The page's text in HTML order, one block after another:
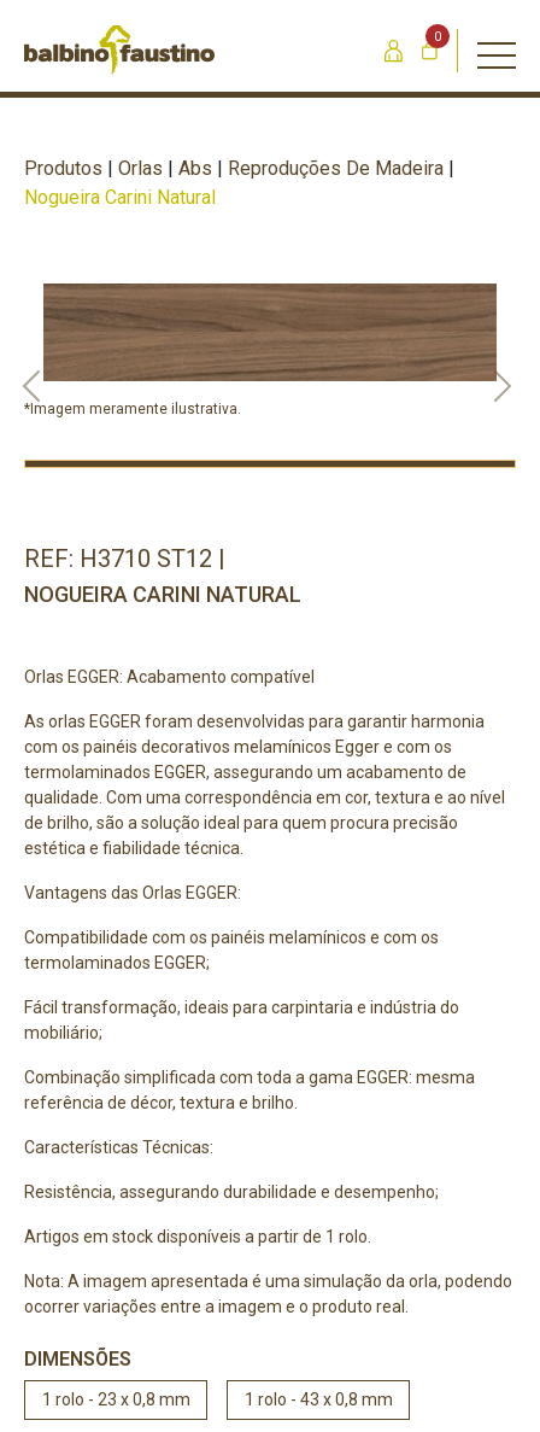
0
Produtos | Orlas | Abs | Reproduções De Madeira |
Nogueira Carini Natural
REF: H3710 ST12 |
NOGUEIRA CARINI NATURAL
Orlas EGGER: Acabamento compatível
As orlas EGGER foram desenvolvidas para garantir harmonia
com os painéis decorativos melamínicos Egger e com os
termolaminados EGGER, assegurando um acabamento de
qualidade. Com uma correspondência em cor, textura e ao nível
de brilho, são a solução ideal para quem procura precisão
estética e fiabilidade técnica.
Vantagens das Orlas EGGER:
Compatibilidade com os painéis melamínicos e com os
termolaminados EGGER;
Fácil transformação, ideais para carpintaria e indústria do
mobiliário;
Combinação simplificada com toda a gama EGGER: mesma
referência de décor, textura e brilho.
Características Técnicas:
Resistência, assegurando durabilidade e desempenho;
Artigos em stock disponíveis a partir de 1 rolo.
Nota: A imagem apresentada é uma simulação da orla, podendo
ocorrer variações entre a imagem e o produto real.
DIMENSÕES
1 rolo - 23 x 0,8 mm 1 rolo - 43 x 0,8 mm
Previous Next
*Imagem meramente ilustrativa.